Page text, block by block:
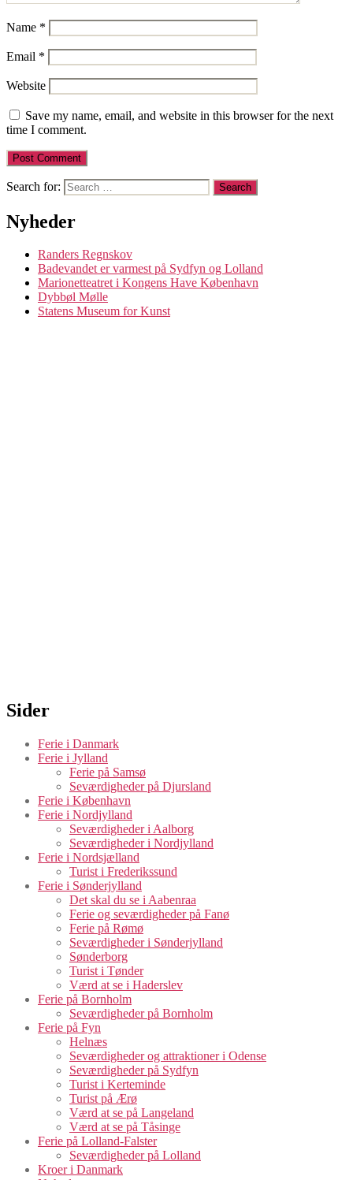
Name *
Email *
Website
Save my name, email, and website in this browser for the next
time I comment.
Search for:
Nyheder
Randers Regnskov
Badevandet er varmest på Sydfyn og Lolland
Marionetteatret i Kongens Have København
Dybbøl Mølle
Statens Museum for Kunst
Sider
Ferie i Danmark
Ferie i Jylland
Ferie på Samsø
Seværdigheder på Djursland
Ferie i København
Ferie i Nordjylland
Seværdigheder i Aalborg
Seværdigheder i Nordjylland
Ferie i Nordsjælland
Turist i Frederikssund
Ferie i Sønderjylland
Det skal du se i Aabenraa
Ferie og seværdigheder på Fanø
Ferie på Rømø
Seværdigheder i Sønderjylland
Sønderborg
Turist i Tønder
Værd at se i Haderslev
Ferie på Bornholm
Seværdigheder på Bornholm
Ferie på Fyn
Helnæs
Seværdigheder og attraktioner i Odense
Seværdigheder på Sydfyn
Turist i Kerteminde
Turist på Ærø
Værd at se på Langeland
Værd at se på Tåsinge
Ferie på Lolland-Falster
Seværdigheder på Lolland
Kroer i Danmark